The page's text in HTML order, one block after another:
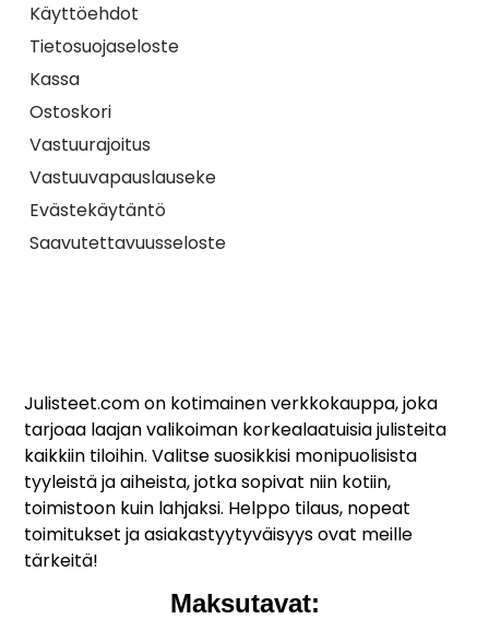
Julisteet.com on kotimainen verkkokauppa, joka
tarjoaa laajan valikoiman korkealaatuisia julisteita
kaikkiin tiloihin. Valitse suosikkisi monipuolisista
tyyleistä ja aiheista, jotka sopivat niin kotiin,
toimistoon kuin lahjaksi. Helppo tilaus, nopeat
toimitukset ja asiakastyytyväisyys ovat meille
tärkeitä!
Maksutavat:
Käyttöehdot
Tietosuojaseloste
Kassa
Ostoskori
Vastuurajoitus
Vastuuvapauslauseke
Evästekäytäntö
Saavutettavuusseloste